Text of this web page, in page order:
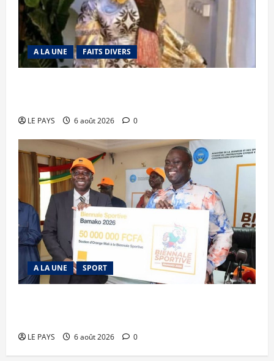
A LA UNE FAITS DIVERS
LE PAYS 6 août 2026 0
A LA UNE SPORT
LE PAYS 6 août 2026 0